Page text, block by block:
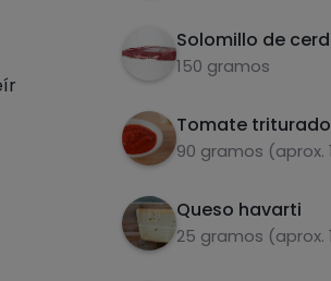
Solomillo de
150 gramos
Tomate triturado
90 gramos (aprox.
Queso havarti
25 gramos (aprox.